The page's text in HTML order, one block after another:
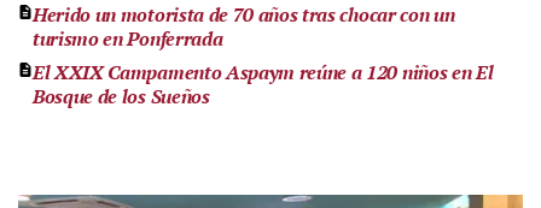
Herido un motorista de 70 años tras chocar con un
turismo en Ponferrada
El XXIX Campamento Aspaym reúne a 120 niños en El
Bosque de los Sueños